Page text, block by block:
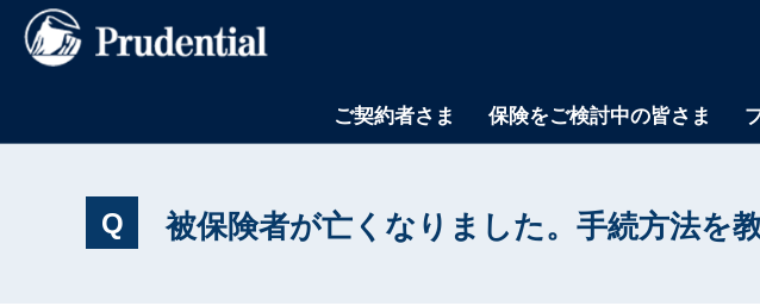
ご契約者さま 保険をご検討中の皆さま
Q 被保険者が亡くなりました。手続方法を